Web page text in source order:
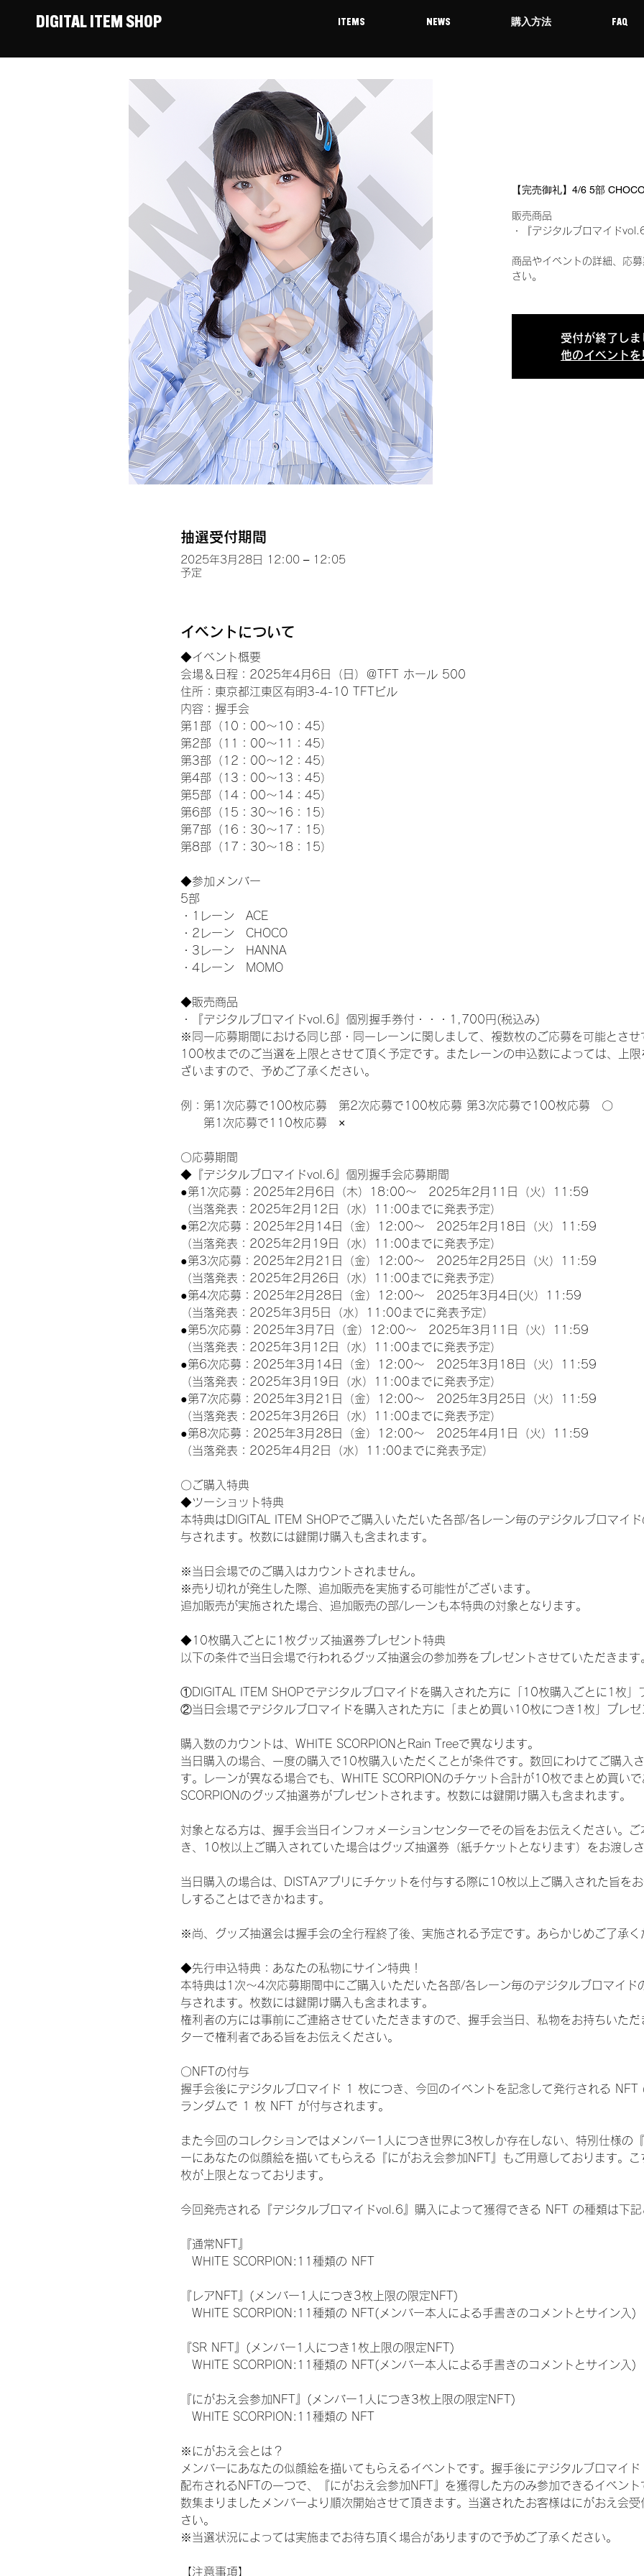
DIGITAL ITEM SHOP ITEMS NEWS 購入方法 FAQ
【完売御礼】4/6 5部
販売商品
・『デジタルブロマイド
商品やイベントの詳細、応
さい。
受付が終了しま
他のイベントを
抽選受付期間
2025年3月28日 12:00 – 12:05
予定
イベントについて
◆イベント概要
会場＆日程：2025年4月6日（日）＠TFT ホール 500
住所：東京都江東区有明3-4-10 TFTビル
内容：握手会
第1部（10：00～10：45）
第2部（11：00～11：45）
第3部（12：00～12：45）
第4部（13：00～13：45）
第5部（14：00～14：45）
第6部（15：30～16：15）
第7部（16：30～17：15）
第8部（17：30～18：15）
◆参加メンバー
5部
・1レーン　ACE
・2レーン　CHOCO
・3レーン　HANNA
・4レーン　MOMO
◆販売商品
・『デジタルブロマイドvol.6』個別握手券付・・・1,700円(税込み)
※同一応募期間における同じ部・同一レーンに関しまして、複数枚のご応募を可能とさ
100枚までのご当選を上限とさせて頂く予定です。またレーンの申込数によっては、上
ざいますので、予めご了承ください。
例：第1次応募で100枚応募　第2次応募で100枚応募 第3次応募で100枚応募　〇
第1次応募で110枚応募　×
〇応募期間
◆『デジタルブロマイドvol.6』個別握手会応募期間
●第1次応募：2025年2月6日（木）18:00～　2025年2月11日（火）11:59
（当落発表：2025年2月12日（水）11:00までに発表予定）
●第2次応募：2025年2月14日（金）12:00～　2025年2月18日（火）11:59
（当落発表：2025年2月19日（水）11:00までに発表予定）
●第3次応募：2025年2月21日（金）12:00～　2025年2月25日（火）11:59
（当落発表：2025年2月26日（水）11:00までに発表予定）
●第4次応募：2025年2月28日（金）12:00～　2025年3月4日(火）11:59
（当落発表：2025年3月5日（水）11:00までに発表予定）
●第5次応募：2025年3月7日（金）12:00～　2025年3月11日（火）11:59
（当落発表：2025年3月12日（水）11:00までに発表予定）
●第6次応募：2025年3月14日（金）12:00～　2025年3月18日（火）11:59
（当落発表：2025年3月19日（水）11:00までに発表予定）
●第7次応募：2025年3月21日（金）12:00～　2025年3月25日（火）11:59
（当落発表：2025年3月26日（水）11:00までに発表予定）
●第8次応募：2025年3月28日（金）12:00～　2025年4月1日（火）11:59
（当落発表：2025年4月2日（水）11:00までに発表予定）
〇ご購入特典
◆ツーショット特典
本特典はDIGITAL ITEM SHOPでご購入いただいた各部/各レーン毎のデジタルブロマイ
与されます。枚数には鍵開け購入も含まれます。
※当日会場でのご購入はカウントされません。
※売り切れが発生した際、追加販売を実施する可能性がございます。
追加販売が実施された場合、追加販売の部/レーンも本特典の対象となります。
◆10枚購入ごとに1枚グッズ抽選券プレゼント特典
以下の条件で当日会場で行われるグッズ抽選会の参加券をプレゼントさせていただきます
①DIGITAL ITEM SHOPでデジタルブロマイドを購入された方に「10枚購入ごとに1枚」
②当日会場でデジタルブロマイドを購入された方に「まとめ買い10枚につき1枚」プレゼ
購入数のカウントは、WHITE SCORPIONとRain Treeで異なります。
当日購入の場合、一度の購入で10枚購入いただくことが条件です。数回にわけてご購入
す。レーンが異なる場合でも、WHITE SCORPIONのチケット合計が10枚でまとめ買い
SCORPIONのグッズ抽選券がプレゼントされます。枚数には鍵開け購入も含まれます。
対象となる方は、握手会当日インフォメーションセンターでその旨をお伝えください。
き、10枚以上ご購入されていた場合はグッズ抽選券（紙チケットとなります）をお渡しさ
当日購入の場合は、DISTAアプリにチケットを付与する際に10枚以上ご購入された旨を
しすることはできかねます。
※尚、グッズ抽選会は握手会の全行程終了後、実施される予定です。あらかじめご了承く
◆先行申込特典：あなたの私物にサイン特典！
本特典は1次〜4次応募期間中にご購入いただいた各部/各レーン毎のデジタルブロマイド
与されます。枚数には鍵開け購入も含まれます。
権利者の方には事前にご連絡させていただきますので、握手会当日、私物をお持ちいた
ターで権利者である旨をお伝えください。
〇NFTの付与
握手会後にデジタルブロマイド 1 枚につき、今回のイベントを記念して発行される NFT
ランダムで 1 枚 NFT が付与されます。
また今回のコレクションではメンバー1人につき世界に3枚しか存在しない、特別仕様の
ーにあなたの似顔絵を描いてもらえる『にがおえ会参加NFT』もご用意しております。
枚が上限となっております。
今回発売される『デジタルブロマイドvol.6』購入によって獲得できる NFT の種類は下記
『通常NFT』
WHITE SCORPION:11種類の NFT
『レアNFT』(メンバー1人につき3枚上限の限定NFT)
WHITE SCORPION:11種類の NFT(メンバー本人による手書きのコメントとサイン入)
『SR NFT』(メンバー1人につき1枚上限の限定NFT)
WHITE SCORPION:11種類の NFT(メンバー本人による手書きのコメントとサイン入)
『にがおえ会参加NFT』(メンバー1人につき3枚上限の限定NFT)
WHITE SCORPION:11種類の NFT
※にがおえ会とは？
メンバーにあなたの似顔絵を描いてもらえるイベントです。握手後にデジタルブロマイ
配布されるNFTの一つで、『にがおえ会参加NFT』を獲得した方のみ参加できるイベン
数集まりましたメンバーより順次開始させて頂きます。当選されたお客様はにがおえ会
さい。
※当選状況によっては実施までお待ち頂く場合がありますので予めご了承ください。
【注意事項】